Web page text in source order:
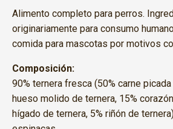
Alimento completo para perros.
originariamente para consumo
comida para mascotas por motivos
Composición:
90% ternera fresca (50% carne
hueso molido de ternera, 15%
hígado de ternera, 5% riñón de